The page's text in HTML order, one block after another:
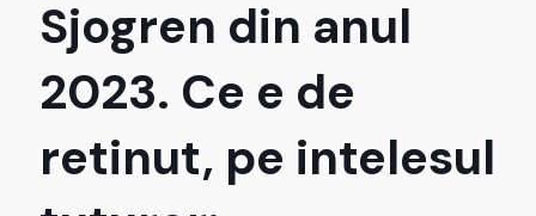
Sjogren din anul
2023. Ce e de
retinut, pe intelesul